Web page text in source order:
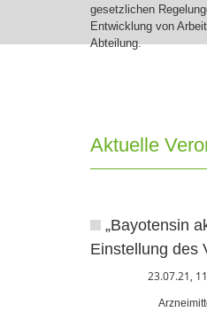
gesetzlichen
Entwicklung von
Abteilung.
Aktuelle
„Bayotensin
Einstellung des
23.07.21,